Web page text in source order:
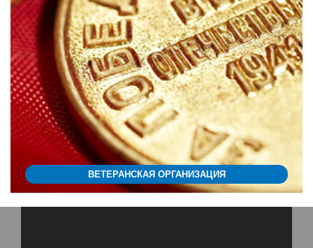
ВЕТЕРАНСКАЯ ОРГАНИЗАЦИЯ